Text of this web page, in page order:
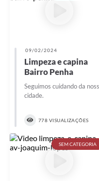
09/02/2024
Limpeza e capina
Bairro Penha
Seguimos cuidando da
cidade.
778 VISUALIZAÇÕES
SEM CATEGORIA